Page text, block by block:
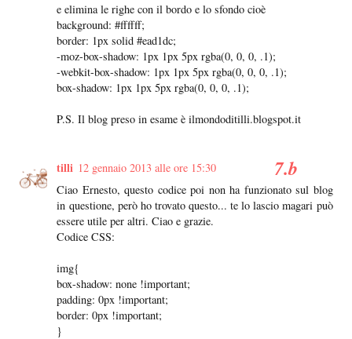
e elimina le righe con il bordo e lo sfondo cioè
background: #ffffff;
border: 1px solid #ead1dc;
-moz-box-shadow: 1px 1px 5px rgba(0, 0, 0, .1);
-webkit-box-shadow: 1px 1px 5px rgba(0, 0, 0, .1);
box-shadow: 1px 1px 5px rgba(0, 0, 0, .1);
P.S. Il blog preso in esame è ilmondoditilli.blogspot.it
tilli 12 gennaio 2013 alle ore 15:30
Ciao Ernesto, questo codice poi non ha funzionato sul blog
in questione, però ho trovato questo... te lo lascio magari può
essere utile per altri. Ciao e grazie.
Codice CSS:
img{
box-shadow: none !important;
padding: 0px !important;
border: 0px !important;
}